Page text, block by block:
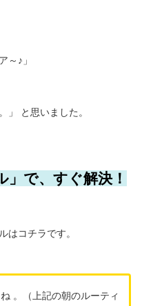
～♪」
」 と思いました。
で、すぐ解決！
はコチラです。
。（上記の朝のルーティ